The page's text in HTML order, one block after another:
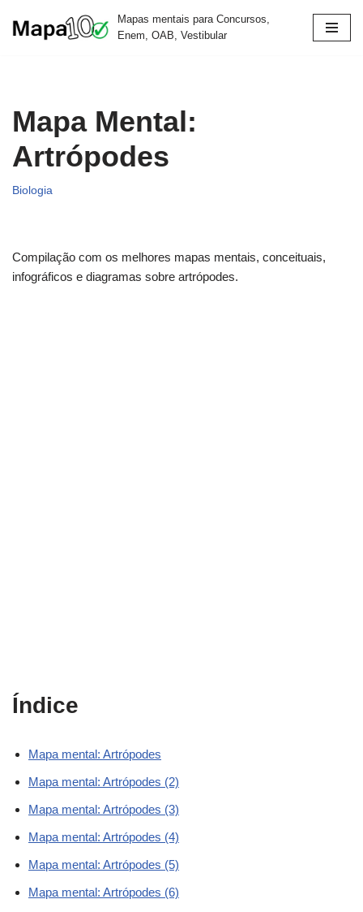
Mapas mentais para Concursos,
Enem, OAB, Vestibular
Mapa Mental:
Artrópodes
Biologia
Compilação com os melhores mapas mentais, conceituais,
infográficos e diagramas sobre artrópodes.
Índice
Mapa mental: Artrópodes
Mapa mental: Artrópodes (2)
Mapa mental: Artrópodes (3)
Mapa mental: Artrópodes (4)
Mapa mental: Artrópodes (5)
Mapa mental: Artrópodes (6)